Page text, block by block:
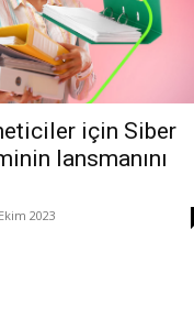
için Siber
lansmanını
2023